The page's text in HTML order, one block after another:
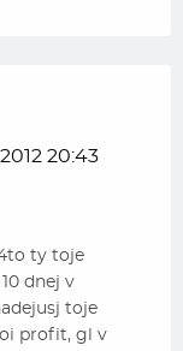
будет время.
20:43
ty toje
dnej v
toje
profit, gl v